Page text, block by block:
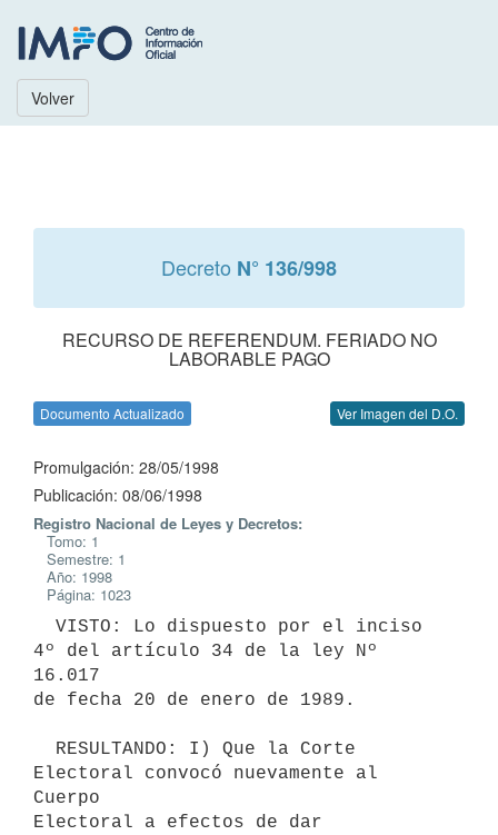
Volver
Decreto N° 136/998
RECURSO DE REFERENDUM. FERIADO NO
LABORABLE PAGO
Documento Actualizado Ver Imagen del D.O.
Promulgación: 28/05/1998
Publicación: 08/06/1998
Registro Nacional de Leyes y Decretos:
Tomo: 1
Semestre: 1
Año: 1998
Página: 1023
4º del artículo 34 de la ley Nº
16.017
de fecha 20 de enero de 1989.
Electoral convocó nuevamente al
Cuerpo
Electoral a efectos de dar